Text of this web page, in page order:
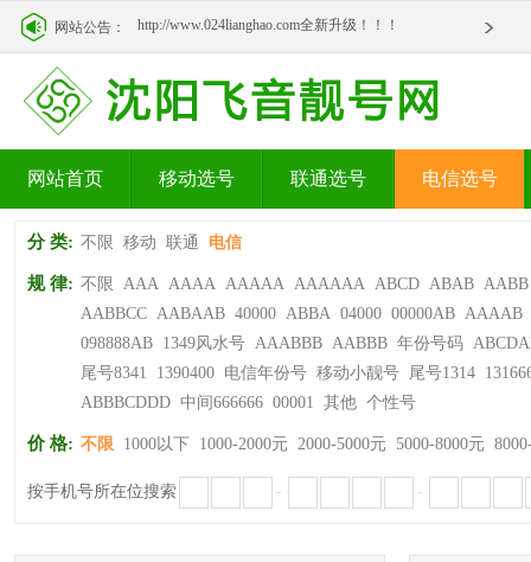
网站公告：
网站首页 移动选号 联通选号 电信选号
分 类: 不限 移动 联通 电信
规 律: 不限 AAA AAAA AAAAA AAAAAA ABCD ABAB AABB
AABBCC AABAAB 40000 ABBA 04000 00000AB AAAAB
098888AB 1349风水号 AAABBB AABBB 年份号码
尾号8341
1390400 电信年份号 移动小靓号 尾号1314
ABBBCDDD 中间666666 00001 其他 个性号
价 格: 不限 1000以下 1000-2000元 2000-5000元 5000-8000元
按手机号所在位搜索 - -